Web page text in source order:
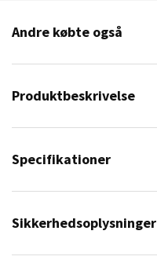
Andre købte også
Produktbeskrivelse
Specifikationer
Sikkerhedsoplysninger